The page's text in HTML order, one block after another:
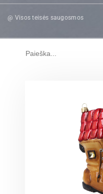
@ Visos teisės saugosmos